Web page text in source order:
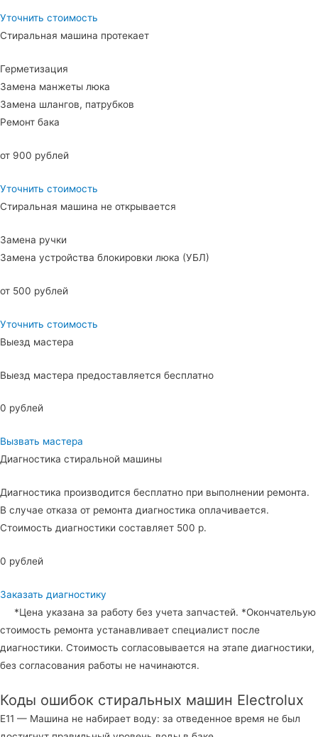
Уточнить стоимость
Стиральная машина протекает
Герметизация
Замена манжеты люка
Замена шлангов, патрубков
Ремонт бака
от 900 рублей
Уточнить стоимость
Стиральная машина не открывается
Замена ручки
Замена устройства блокировки люка (УБЛ)
от 500 рублей
Уточнить стоимость
Выезд мастера
Выезд мастера предоставляется бесплатно
0 рублей
Вызвать мастера
Диагностика стиральной машины
Диагностика производится бесплатно при выполнении ремонта.
В случае отказа от ремонта диагностика оплачивается.
Стоимость диагностики составляет 500 р.
0 рублей
Заказать диагностику
*Цена указана за работу без учета запчастей. *Окончательую
стоимость ремонта устанавливает специалист после
диагностики. Стоимость согласовывается на этапе диагностики,
без согласования работы не начинаются.
Коды ошибок стиральных машин Electrolux
E11 — Машина не набирает воду: за отведенное время не был